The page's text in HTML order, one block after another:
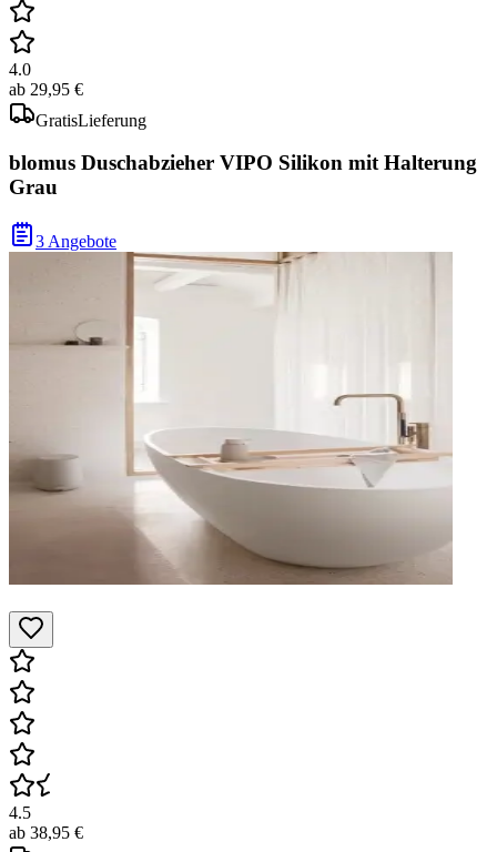
4.0
ab 29,95 €
GratisLieferung
blomus Duschabzieher VIPO Silikon mit Halterung
Grau
3 Angebote
4.5
ab 38,95 €